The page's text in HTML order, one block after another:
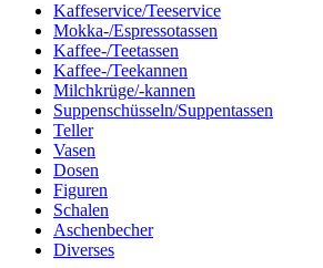
Kaffeservice/Teeservice
Mokka-/Espressotassen
Kaffee-/Teetassen
Kaffee-/Teekannen
Milchkrüge/-kannen
Suppenschüsseln/Suppentassen
Teller
Vasen
Dosen
Figuren
Schalen
Aschenbecher
Diverses